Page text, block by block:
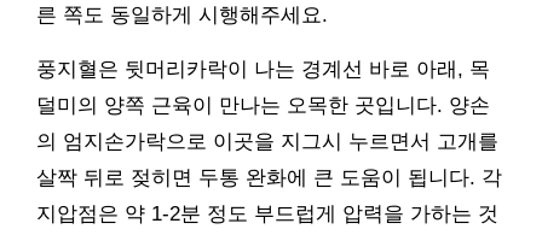
른 쪽도 동일하게 시행해주세요.
풍지혈은 뒷머리카락이 나는 경계선 바로 아래, 목
덜미의 양쪽 근육이 만나는 오목한 곳입니다. 양손
의 엄지손가락으로 이곳을 지그시 누르면서 고개를
살짝 뒤로 젖히면 두통 완화에 큰 도움이 됩니다. 각
지압점은 약 1-2분 정도 부드럽게 압력을 가하는 것